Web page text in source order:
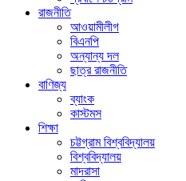
রাজনীতি
আওয়ামীলীগ
বিএনপি
অন্যান্য দল
ছাত্র রাজনীতি
বাণিজ্য
ব্যাংক
কাস্টমস
শিক্ষা
চট্টগ্রাম বিশ্ববিদ্যালয়
বিশ্ববিদ্যালয়
মাদরাসা